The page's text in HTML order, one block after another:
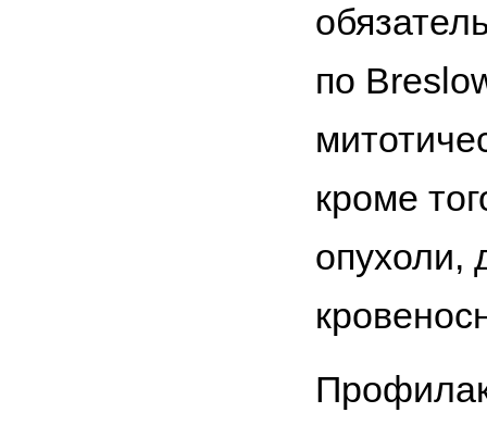
по
кроме
опухоли,